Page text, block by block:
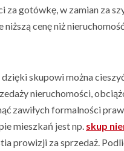
gotówkę, w zamian za
cenę niż
skupowi można
nieruchomości,
zawiłych formalności
mieszkań jest np. skup
prowizji za sprzedaż.